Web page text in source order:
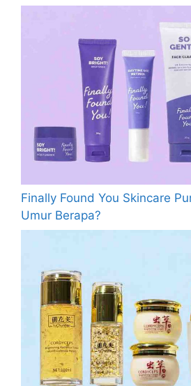
Finally Found You Skincare
Umur Berapa?